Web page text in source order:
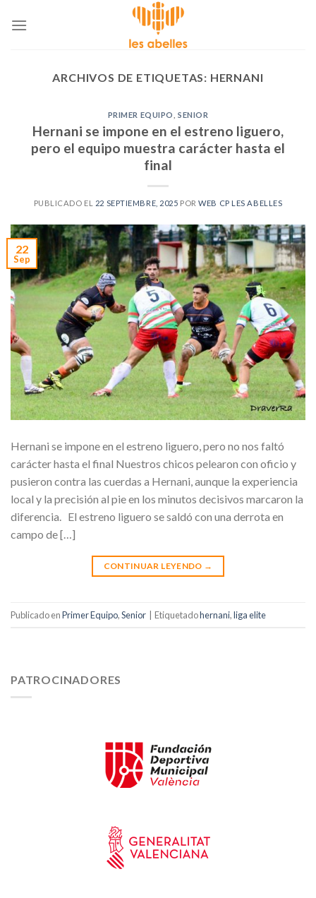
ARCHIVOS DE ETIQUETAS: HERNANI
PRIMER EQUIPO ,SENIOR
Hernani se impone en el estreno liguero,
pero el equipo muestra carácter hasta el
final
PUBLICADO EL 22 SEPTIEMBRE, 2025 PORWEB CP LES ABELLES
22
Sep
Hernani se impone en el estreno liguero, pero no nos faltó
carácter hasta el final Nuestros chicos pelearon con oficio y
pusieron contra las cuerdas a Hernani, aunque la experiencia
local y la precisión al pie en los minutos decisivos marcaron la
diferencia. El estreno liguero se saldó con una derrota en
campo de […]
CONTINUAR LEYENDO →
Publicado enPrimer Equipo,Senior Etiquetadohernani,liga elite
PATROCINADORES